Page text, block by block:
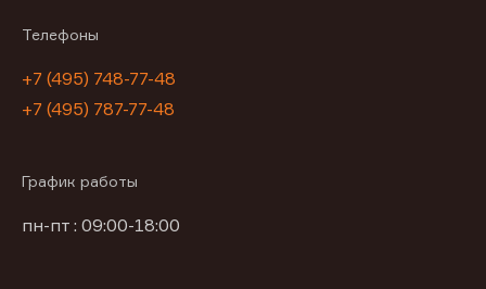
Телефоны
+7 (495) 748-77-48
+7 (495) 787-77-48
График работы
пн-пт : 09:00-18:00